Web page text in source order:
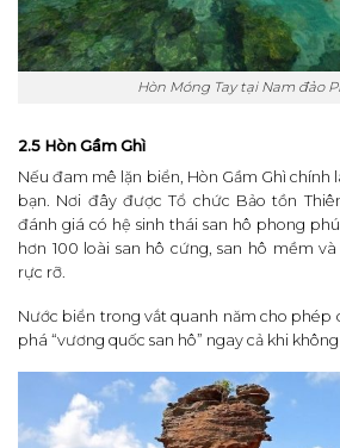
Hòn Móng Tay tại Nam đảo
2.5 Hòn Gầm Ghì
Nếu đam mê lặn biển, Hòn Gầm Ghì chính
bạn. Nơi đây được Tổ chức Bảo tồn
đánh giá có hệ sinh thái san hô phong
hơn 100 loài san hô cứng, san hô mềm
rực rỡ.
Nước biển trong vắt quanh năm cho phép
phá “vương quốc san hô” ngay cả khi